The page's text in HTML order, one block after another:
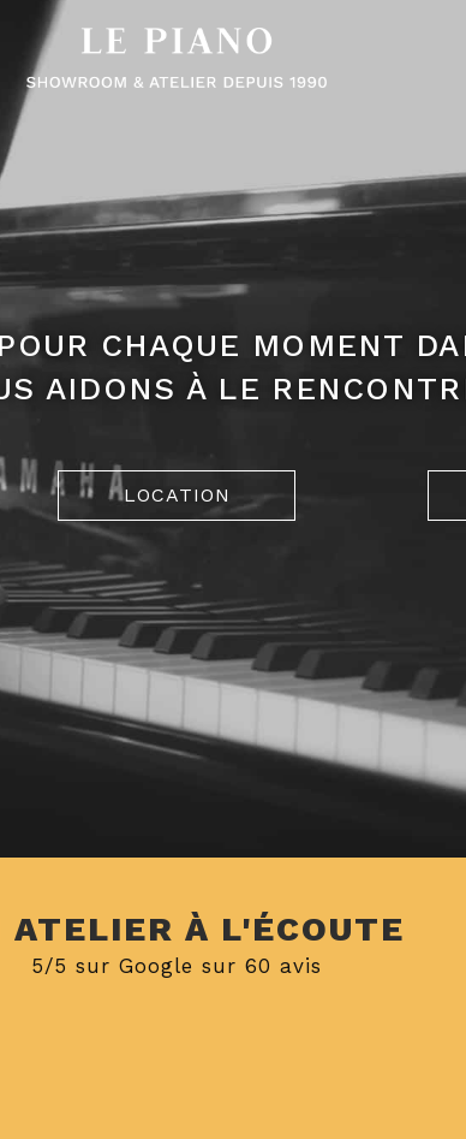
CHAQUE MOMENT
AIDONS À LE
LOCATION
ATELIER À L'ÉCOUTE
5/5 sur Google sur 60 avis